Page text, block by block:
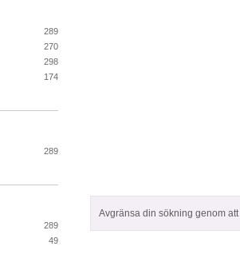
Avgränsa din sökning genom
289
270
298
174
289
289
49